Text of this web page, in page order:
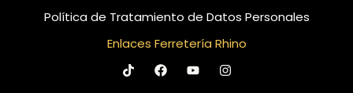
Política de Tratamiento de Datos Personales
Enlaces Ferretería Rhino